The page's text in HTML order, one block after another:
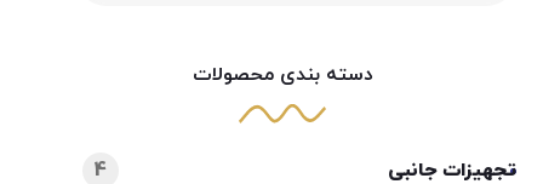
دسته بندی محصولات
تجهیزات جانبی 4